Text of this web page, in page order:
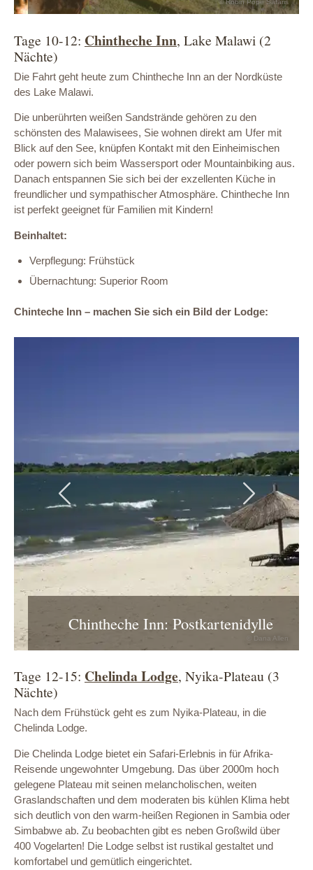
© Robin Pope Safaris
Tage 10-12: Chintheche Inn, Lake Malawi (2
Nächte)
Die Fahrt geht heute zum Chintheche Inn an der Nordküste
des Lake Malawi.
Die unberührten weißen Sandstrände gehören zu den
schönsten des Malawisees, Sie wohnen direkt am Ufer mit
Blick auf den See, knüpfen Kontakt mit den Einheimischen
oder powern sich beim Wassersport oder Mountainbiking aus.
Danach entspannen Sie sich bei der exzellenten Küche in
freundlicher und sympathischer Atmosphäre. Chintheche Inn
ist perfekt geeignet für Familien mit Kindern!
Beinhaltet:
Verpflegung: Frühstück
Übernachtung: Superior Room
Chinteche Inn – machen Sie sich ein Bild der Lodge:
© Dana Allen
Chintheche Inn: Postkartenidylle
Previous Next
Tage 12-15: Chelinda Lodge, Nyika-Plateau (3
Nächte)
Nach dem Frühstück geht es zum Nyika-Plateau, in die
Chelinda Lodge.
Die Chelinda Lodge bietet ein Safari-Erlebnis in für Afrika-
Reisende ungewohnter Umgebung. Das über 2000m hoch
gelegene Plateau mit seinen melancholischen, weiten
Graslandschaften und dem moderaten bis kühlen Klima hebt
sich deutlich von den warm-heißen Regionen in Sambia oder
Simbabwe ab. Zu beobachten gibt es neben Großwild über
400 Vogelarten! Die Lodge selbst ist rustikal gestaltet und
komfortabel und gemütlich eingerichtet.